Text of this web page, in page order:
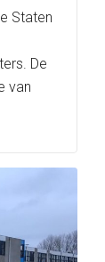
Staten
De
van